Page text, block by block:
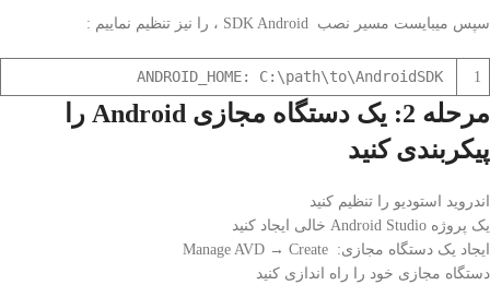
سپس میبایست مسیر نصب SDK Android ، را نیز تنظیم نماییم :
1
ANDROID_HOME: C:\path\to\AndroidSDK
مرحله 2: یک دستگاه مجازی Android را
پیکربندی کنید
اندروید استودیو را تنظیم کنید
یک پروژه Android Studio خالی ایجاد کنید
ایجاد یک دستگاه مجازی: Manage AVD → Create
دستگاه مجازی خود را راه اندازی کنید